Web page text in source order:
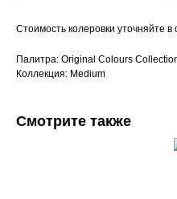
Стоимость колеровки уточняйте
Палитра: Original Colours
Коллекция: Medium
Смотрите также